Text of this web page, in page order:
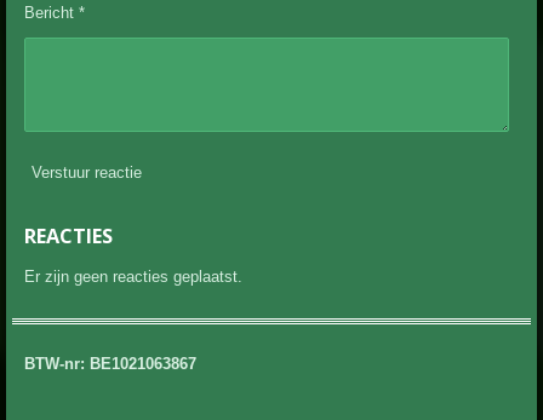
Bericht *
Verstuur reactie
REACTIES
Er zijn geen reacties geplaatst.
BTW-nr: BE1021063867